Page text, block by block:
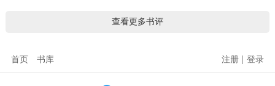
查看更多书评
首页 书库 注册 | 登录